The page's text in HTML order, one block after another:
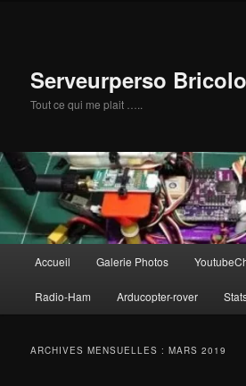
Serveurperso Bricolo
Tout ce qui me plait …..
principal
Accueil Galerie Photos
Radio-Ham Arducopter-rover
ARCHIVES MENSUELLES :MARS 2019